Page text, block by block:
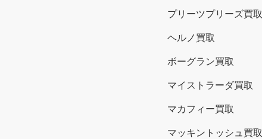
プリーツプリーズ買取
ヘルノ買取
ボーグラン買取
マイストラーダ買取
マカフィー買取
マッキントッシュ買取